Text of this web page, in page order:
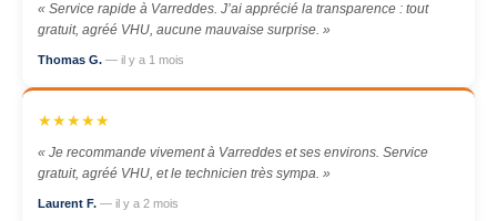
« Service rapide à Varreddes. J’ai apprécié la transparence : tout
gratuit, agréé VHU, aucune mauvaise surprise. »
Thomas G. — il y a 1 mois
★★★★★
« Je recommande vivement à Varreddes et ses environs. Service
gratuit, agréé VHU, et le technicien très sympa. »
Laurent F. — il y a 2 mois